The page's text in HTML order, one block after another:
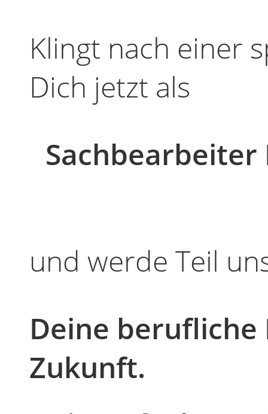
Klingt nach einer
Dich jetzt als
und werde Teil
Deine
Zukunft.